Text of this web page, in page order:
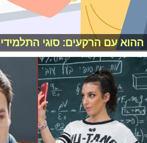
ההוא עם הרקעים: סוגי